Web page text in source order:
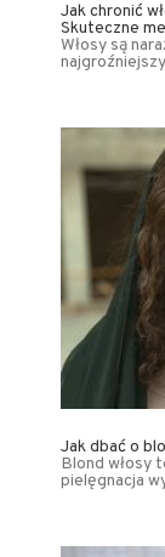
Jak chronić
Skuteczne
Włosy są
Jak dbać o
Blond włosy
pielęgnacja